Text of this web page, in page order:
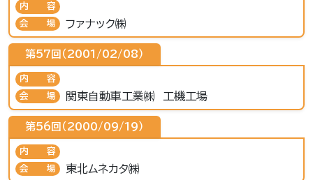
内容
会場
ファナック㈱
第57回（2001/02/08）
内容
会場
関東自動車工業㈱ 工機工場
第56回（2000/09/19）
内容
会場
東北ムネカタ㈱